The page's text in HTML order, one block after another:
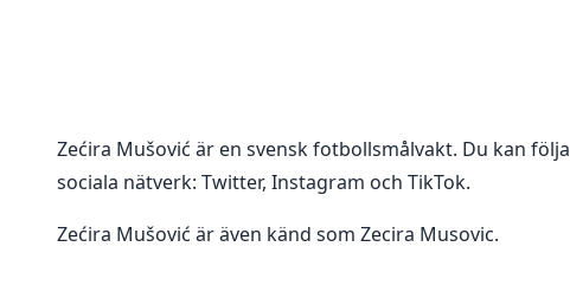
Zećira Mušović är en svensk fotbollsmålvakt. Du kan följa
sociala nätverk: Twitter, Instagram och TikTok.
Zećira Mušović är även känd som Zecira Musovic.